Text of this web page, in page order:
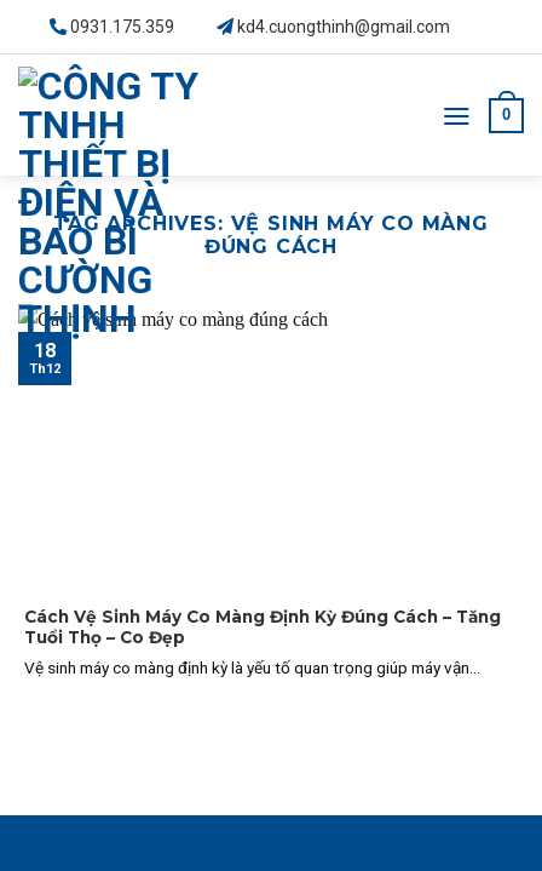
content
0931.175.359 kd4.cuongthinh@gmail.com
0
TAG ARCHIVES: VỆ SINH MÁY CO MÀNG
ĐÚNG CÁCH
Cách Vệ Sinh Máy Co Màng Định Kỳ Đúng Cách – Tăng
Tuổi Thọ – Co Đẹp
Vệ sinh máy co màng định kỳ là yếu tố quan trọng giúp máy vận...
18
Th12